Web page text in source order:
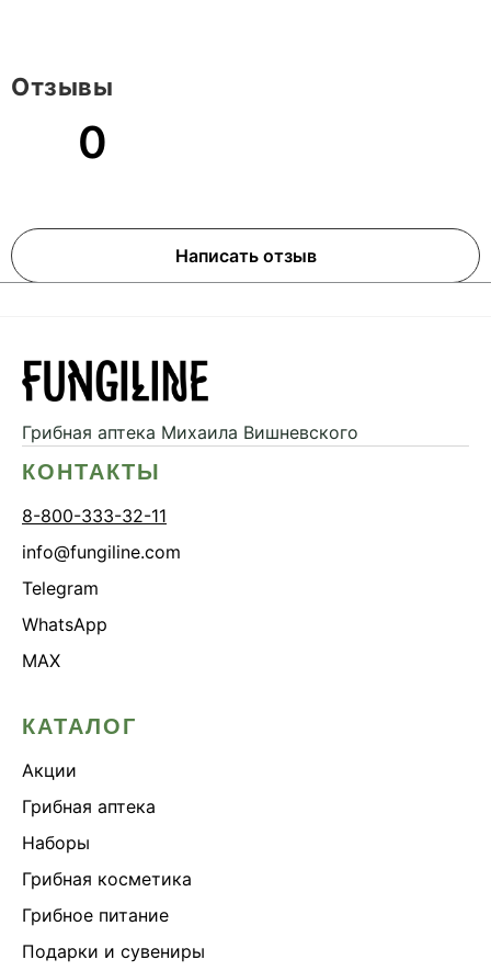
0
Написать отзыв
Отзывы
Грибная аптека Михаила Вишневского
КОНТАКТЫ
8-800-333-32-11
info@fungiline.com
Telegram
WhatsApp
MAX
КАТАЛОГ
Акции
Грибная аптека
Наборы
Грибная косметика
Грибное питание
Подарки и сувениры